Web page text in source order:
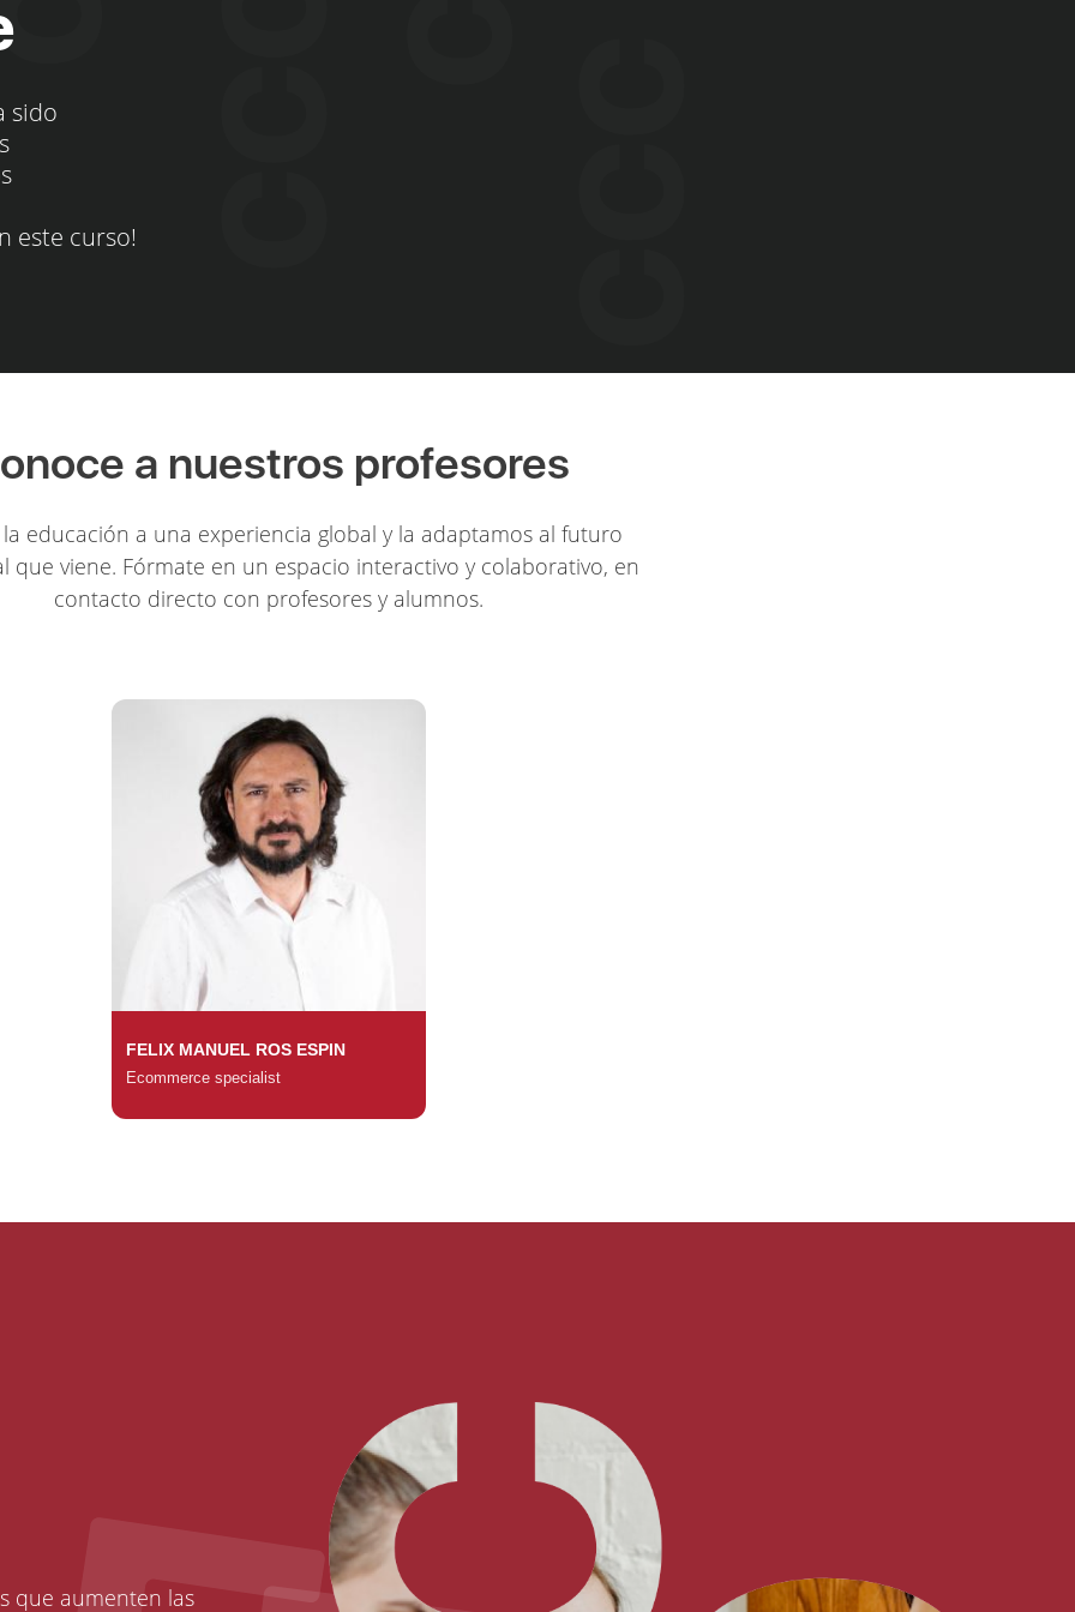
sido
este curso!
a nuestros profesores
educación a una experiencia global y la adaptamos al futuro
que viene. Fórmate en un espacio interactivo y colaborativo, en
contacto directo con profesores y alumnos.
FELIX MANUEL ROS ESPIN
Ecommerce specialist
que aumenten las